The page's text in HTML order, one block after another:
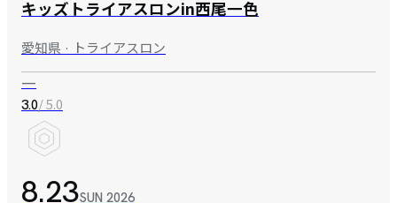
キッズトライアスロンin西尾一色
愛知県 · トライアスロン
—
3.0/ 5.0
8.23SUN 2026